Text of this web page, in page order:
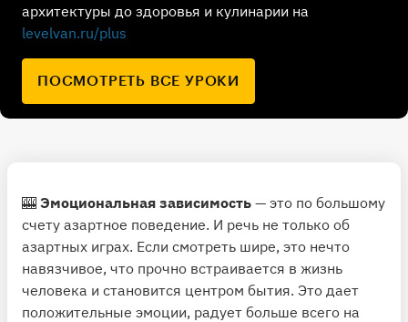
архитектуры до здоровья и кулинарии на
levelvan.ru/plus
ПОСМОТРЕТЬ ВСЕ УРОКИ
🎰 Эмоциональная зависимость — это по большому
счету азартное поведение. И речь не только об
азартных играх. Если смотреть шире, это нечто
навязчивое, что прочно встраивается в жизнь
человека и становится центром бытия. Это дает
положительные эмоции, радует больше всего на